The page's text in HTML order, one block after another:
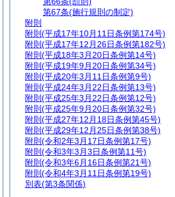
第67条(施行規則の制定)
附則
附則 (平成17年10月11日条例第174号)
附則 (平成17年12月26日条例第182号)
附則 (平成18年3月20日条例第14号)
附則 (平成19年9月20日条例第34号)
附則 (平成20年3月11日条例第9号)
附則 (平成24年3月22日条例第13号)
附則 (平成25年3月22日条例第12号)
附則 (平成25年9月20日条例第32号)
附則 (平成27年12月18日条例第45号)
附則 (平成29年12月25日条例第38号)
附則 (令和2年3月17日条例第17号)
附則 (令和3年3月3日条例第11号)
附則 (令和3年6月16日条例第21号)
附則 (令和4年3月11日条例第19号)
別表(第3条関係)